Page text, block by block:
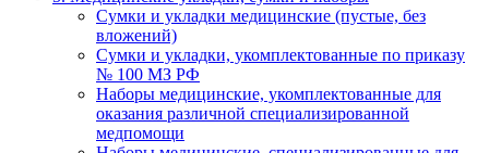
Сумки и укладки медицинские (пустые, без
вложений)
Сумки и укладки, укомплектованные по приказу
№ 100 МЗ РФ
Наборы медицинские, укомплектованные для
оказания различной специализированной
медпомощи